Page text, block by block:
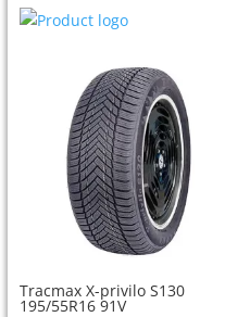
Tracmax X-privilo S130
195/55R16 91V